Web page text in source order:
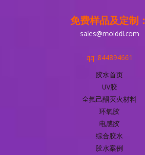
免费样品及定制：
sales@molddl.com
qq: 844894661
胶水首页
UV胶
全氟己酮灭火材料
环氧胶
电感胶
综合胶水
胶水案例